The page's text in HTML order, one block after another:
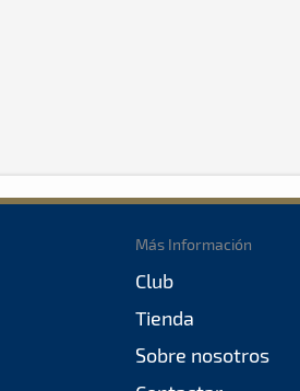
Más Información
Club
Tienda
Sobre nosotros